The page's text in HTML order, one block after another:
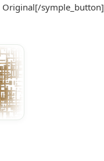
Original[/symple_button]